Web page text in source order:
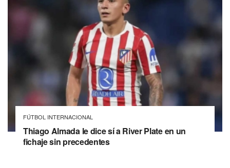
FÚTBOL INTERNACIONAL
Thiago Almada le dice sí a River Plate en un
fichaje sin precedentes